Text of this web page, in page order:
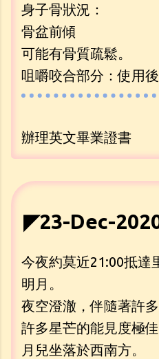
身子骨狀況：
骨盆前傾
可能有骨質疏鬆。
咀嚼咬合部分：使用
辦理英文畢業證書
◤23-Dec-
今夜約莫近21:00抵達
明月。
夜空澄澈，伴隨著許
許多星芒的能見度極佳
月兒坐落於西南方。